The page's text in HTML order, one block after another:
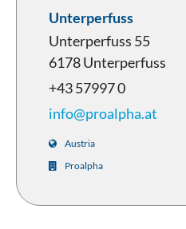
Unterperfuss
Unterperfuss 55
6178 Unterperfuss
+43 57997 0
info@proalpha.at
Austria
Proalpha